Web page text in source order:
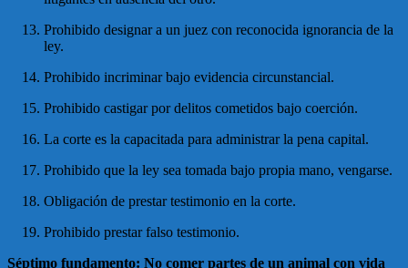
Prohibido designar a un juez con reconocida ignorancia de la
ley.
Prohibido incriminar bajo evidencia circunstancial.
Prohibido castigar por delitos cometidos bajo coerción.
La corte es la capacitada para administrar la pena capital.
Prohibido que la ley sea tomada bajo propia mano, vengarse.
Obligación de prestar testimonio en la corte.
Prohibido prestar falso testimonio.
Séptimo fundamento: No comer partes de un animal con vida